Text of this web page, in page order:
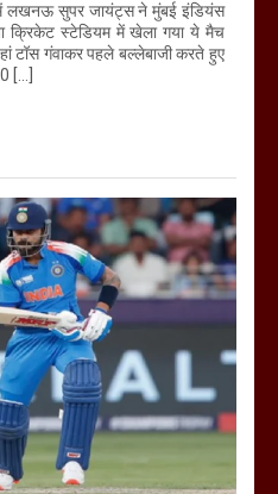
लखनऊ सुपर जायंट्स ने मुंबई इंडियंस
क्रिकेट स्टेडियम में खेला गया ये मैच
टॉस गंवाकर पहले बल्लेबाजी करते हुए
[…]